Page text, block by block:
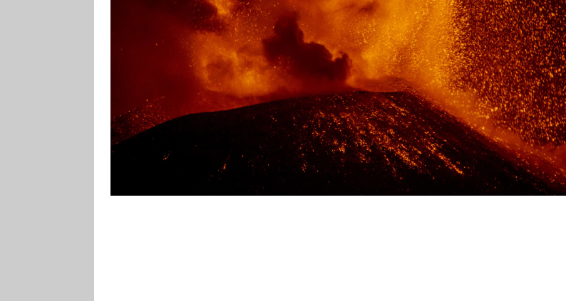
může porazit nadložní vrstvy. V té chvíli se do atmosféry uvolní sopečné